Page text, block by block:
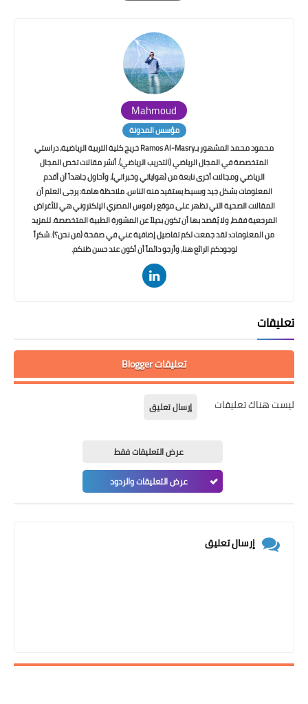
Print
Mahmoud
مؤسس المدونة
محمود محمد المشهور بـRamos Al-Masry خريج كلية التربية الرياضية، دراستي
المتخصصة في المجال الرياضي (التدريب الرياضي). أنشر مقالات تخص المجال
الرياضي ومجالات أخرى نابعة من (هواياتي وخبراتي)، وأحاول جاهداً أن أقدم
المعلومات بشكل جيد وبسيط يستفيد منه الناس. ملاحظة هامة: يرجى العلم أن
المقالات الصحية التي تظهر على موقع راموس المصري الإلكتروني هي للأغراض
المرجعية فقط، ولا يُقصد بها أن تكون بديلاً عن المشورة الطبية المتخصصة. للمزيد
من المعلومات: لقد جمعت لكم تفاصيل إضافية عني في صفحة (من نحن؟). شكراً
لوجودكم الرائع هنا، وأرجو دائماً أن أكون عند حسن ظنكم.
تعليقات
تعليقات Blogger
ليست هناك تعليقات إرسال تعليق
عرض التعليقات فقط
عرض التعليقات والردود
إرسال تعليق